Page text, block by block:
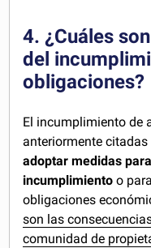
4. ¿Cuáles
del
obligaciones?
El incumplimiento de
anteriormente citadas
adoptar medidas
incumplimiento o
obligaciones
son las
comunidad de